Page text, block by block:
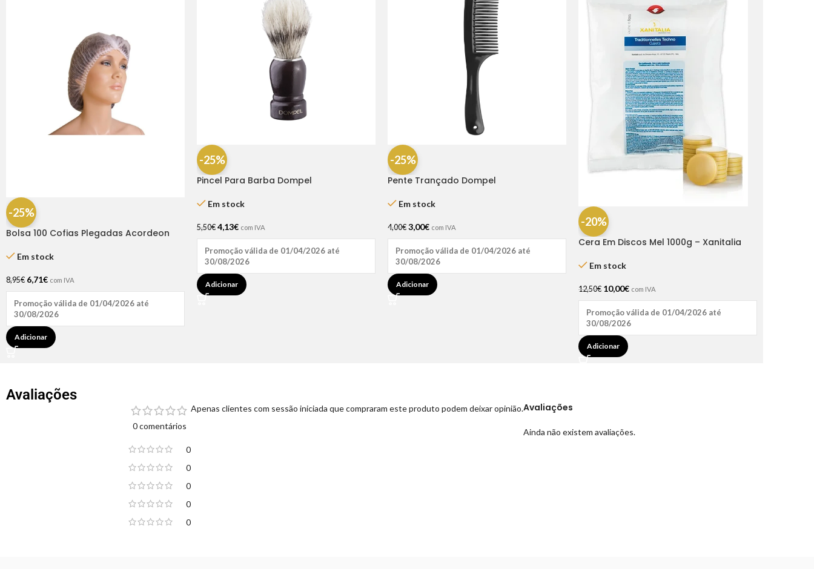
-25%
Bolsa 100 Cofias Plegadas Acordeon
Em stock
8,95€ 6,71€ com IVA
Promoção válida de 01/04/2026 até
30/08/2026
Adicionar
-25%
Pincel Para Barba Dompel
Em stock
5,50€ 4,13€ com IVA
Promoção válida de 01/04/2026 até
30/08/2026
Adicionar
-25%
Pente Trançado Dompel
Em stock
4,00€ 3,00€ com IVA
Promoção válida de 01/04/2026 até
30/08/2026
Adicionar
-20%
Cera Em Discos Mel 1000g – Xanitalia
Em stock
12,50€ 10,00€ com IVA
Promoção válida de 01/04/2026 até
30/08/2026
Adicionar
Avaliações
0 comentários
0
0
0
0
0
Avaliações
Ainda não existem avaliações.
Apenas clientes com sessão iniciada que compraram este produto podem deixar opinião.